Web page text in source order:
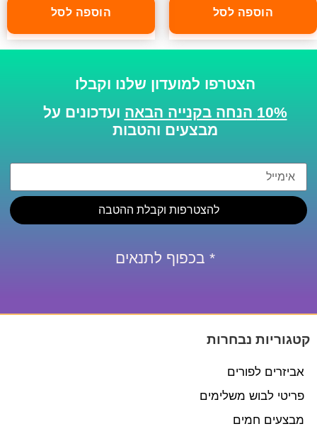
הוספה לסל הוספה לסל
הצטרפו למועדון שלנו וקבלו
10% הנחה בקנייה הבאה
ועדכונים על
מבצעים והטבות
להצטרפות וקבלת ההטבה
* בכפוף לתנאים
קטגוריות נבחרות
אביזרים לפורים
פריטי לבוש משלימים
מבצעים חמים